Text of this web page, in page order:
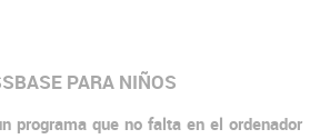
PARA NIÑOS
programa que no falta en el ordenador